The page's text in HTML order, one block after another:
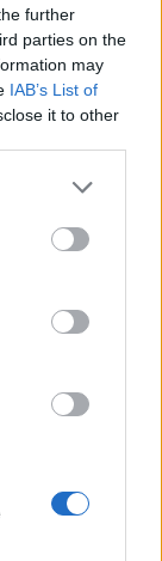
further
parties on the
may
IAB’s List of
it to other
more Google
may click to
tags to
below Google
Binter